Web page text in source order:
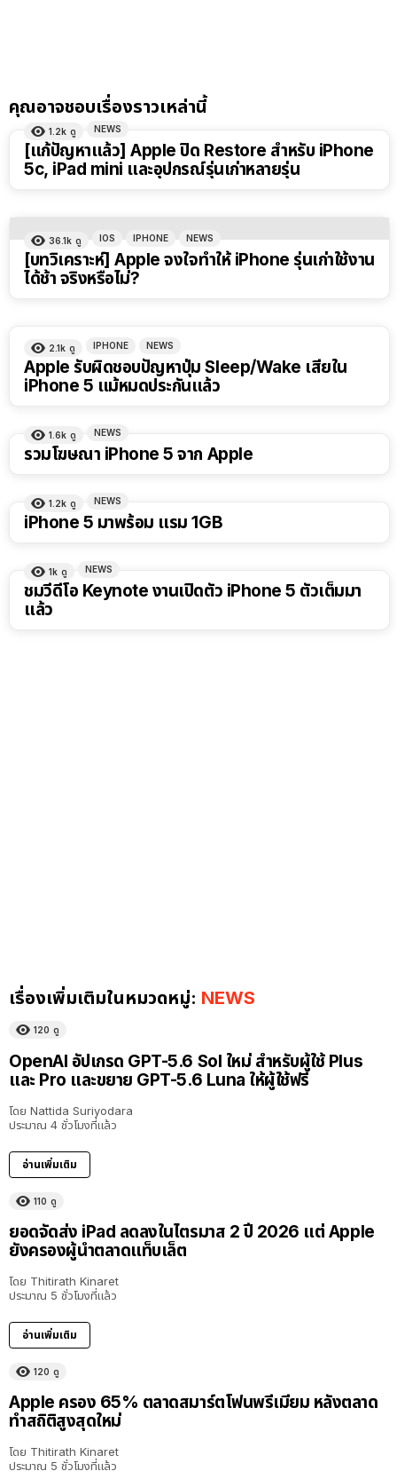
คุณอาจชอบเรื่องราวเหล่านี้
1.2k ดู NEWS
[แก้ปัญหาแล้ว] Apple ปิด Restore สำหรับ iPhone
5c, iPad mini และอุปกรณ์รุ่นเก่าหลายรุ่น
36.1k ดู IOS IPHONE NEWS
[บทวิเคราะห์] Apple จงใจทำให้ iPhone รุ่นเก่าใช้งาน
ได้ช้า จริงหรือไม่?
2.1k ดู IPHONE NEWS
Apple รับผิดชอบปัญหาปุ่ม Sleep/Wake เสียใน
iPhone 5 แม้หมดประกันแล้ว
1.6k ดู NEWS
รวมโฆษณา iPhone 5 จาก Apple
1.2k ดู NEWS
iPhone 5 มาพร้อม แรม 1GB
1k ดู NEWS
ชมวีดีโอ Keynote งานเปิดตัว iPhone 5 ตัวเต็มมา
แล้ว
เรื่องเพิ่มเติมในหมวดหมู่: NEWS
120 ดู
OpenAI อัปเกรด GPT-5.6 Sol ใหม่ สำหรับผู้ใช้ Plus
และ Pro และขยาย GPT-5.6 Luna ให้ผู้ใช้ฟรี
โดย Nattida Suriyodara
ประมาณ 4 ชั่วโมงที่แล้ว
อ่านเพิ่มเติม
110 ดู
ยอดจัดส่ง iPad ลดลงในไตรมาส 2 ปี 2026 แต่ Apple
ยังครองผู้นำตลาดแท็บเล็ต
โดย Thitirath Kinaret
ประมาณ 5 ชั่วโมงที่แล้ว
อ่านเพิ่มเติม
120 ดู
Apple ครอง 65% ตลาดสมาร์ตโฟนพรีเมียม หลังตลาด
ทำสถิติสูงสุดใหม่
โดย Thitirath Kinaret
ประมาณ 5 ชั่วโมงที่แล้ว